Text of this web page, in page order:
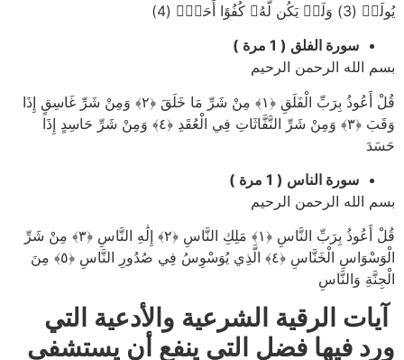
يُولَدۡ (3) وَلَمۡ يَكُن لَّهُۥ كُفُوًا أَحَدُۢ (4)
سورة الفلق ( 1 مرة )
بسم الله الرحمن الرحيم
قُلْ أَعُوذُ بِرَبِّ الْفَلَقِ ﴿۱﴾ مِنْ شَرِّ مَا خَلَقَ ﴿۲﴾ وَمِنْ شَرِّ غَاسِقٍ إِذَا
وَقَبَ ﴿۳﴾ وَمِنْ شَرِّ النَّفَّاثَاتِ فِي الْعُقَدِ ﴿٤﴾ وَمِنْ شَرِّ حَاسِدٍ إِذَا
حَسَدَ
سورة الناس ( 1 مرة )
بسم الله الرحمن الرحيم
قُلْ أَعُوذُ بِرَبِّ النَّاسِ ﴿۱﴾ مَلِكِ النَّاسِ ﴿۲﴾ إِلَٰهِ النَّاسِ ﴿۳﴾ مِنْ شَرِّ
الْوَسْوَاسِ الْخَنَّاسِ ﴿٤﴾ الَّذِي يُوَسْوِسُ فِي صُدُورِ النَّاسِ ﴿٥﴾ مِنَ
الْجِنَّةِ وَالنَّاسِ
آيات الرقية الشرعية والأدعية التي
ورد فيها فضل التي ينفع أن يستشفى